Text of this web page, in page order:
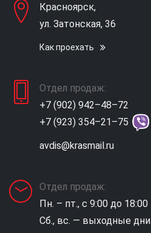
Красноярск,
ул. Затонская, 36
Как проехать
Отдел продаж:
+7 (902) 942–48–72
+7 (923) 354–21–75
avdis@krasmail.ru
Отдел продаж:
Пн. – пт., с 9:00 до 18:00
Сб., вс. — выходные дни